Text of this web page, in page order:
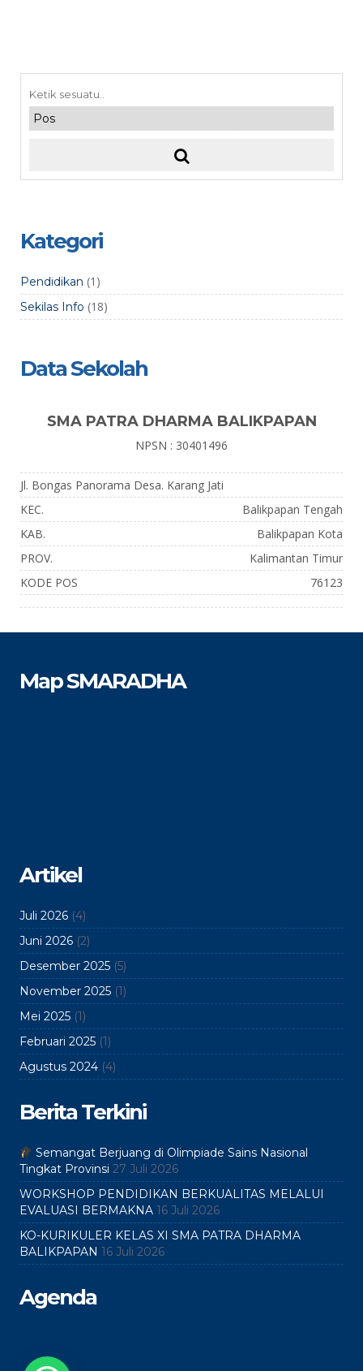
Kategori
Pendidikan (1)
Sekilas Info (18)
Data Sekolah
SMA PATRA DHARMA BALIKPAPAN
NPSN : 30401496
Jl. Bongas Panorama Desa. Karang Jati
KEC.
Balikpapan Tengah
KAB.
Balikpapan Kota
PROV.
Kalimantan Timur
KODE POS
76123
Map SMARADHA
Artikel
Juli 2026 (4)
Juni 2026 (2)
Desember 2025 (5)
November 2025 (1)
Mei 2025 (1)
Februari 2025 (1)
Agustus 2024 (4)
Berita Terkini
Semangat Berjuang di Olimpiade Sains Nasional
Tingkat Provinsi 27 Juli 2026
WORKSHOP PENDIDIKAN BERKUALITAS MELALUI
EVALUASI BERMAKNA 16 Juli 2026
KO-KURIKULER KELAS XI SMA PATRA DHARMA
BALIKPAPAN 16 Juli 2026
Agenda